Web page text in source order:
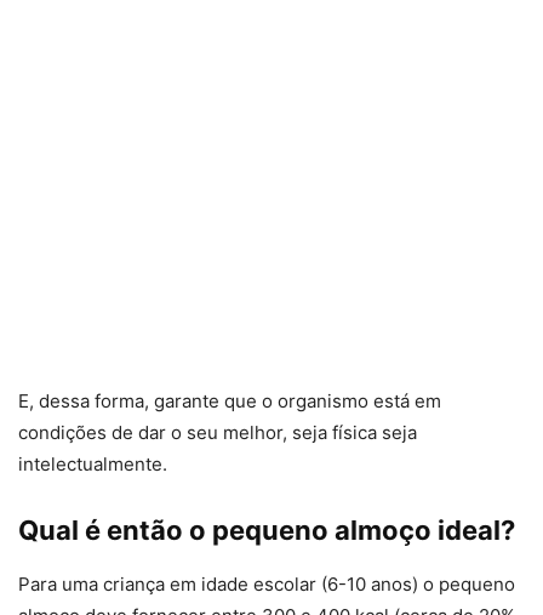
E, dessa forma, garante que o organismo está em
condições de dar o seu melhor, seja física seja
intelectualmente.
Qual é então o pequeno almoço ideal?
Para uma criança em idade escolar (6-10 anos) o pequeno